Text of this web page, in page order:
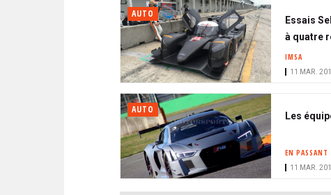
AUTO
Essais
à quatre
IMSA
11 MAR.
AUTO
Les
EN PASSANT
11 MAR.